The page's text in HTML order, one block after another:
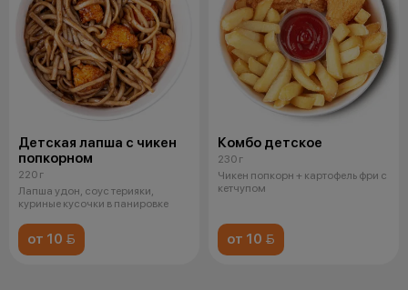
Детская лапша с чикен
попкорном
220 г
Лапша удон, соус терияки,
куриные кусочки в панировке
от 10 
Комбо детское
230 г
Чикен попкорн + картофель фри с
кетчупом
от 10 